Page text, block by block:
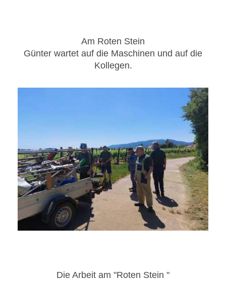
Am Roten Stein
Günter wartet auf die Maschinen und auf die
Kollegen.
Die Arbeit am "Roten Stein "